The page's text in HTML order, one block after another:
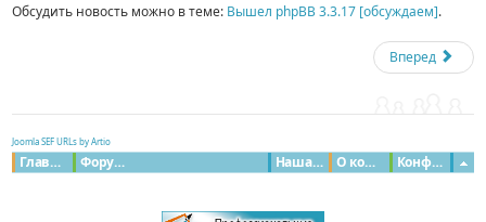
Обсудить новость можно в теме: Вышел phpBB 3.3.17 [обсуждаем].
Вперед
Joomla SEF URLs by Artio
Главная Форумы Конфиденциальность
О команде
Наша команда